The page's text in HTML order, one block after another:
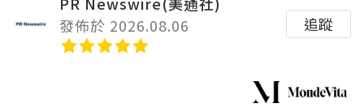
發佈於 2026.08.06
追蹤